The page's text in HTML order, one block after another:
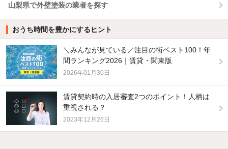
山梨県で外壁塗装の業者を探す
おうち時間を豊かにするヒント
＼みんなが見ている／注目の街ベスト100！年
間ランキング2026｜賃貸・関東版
2026年01月30日
賃貸契約時の入居審査2つのポイント！人柄は
重視される？
2023年12月26日